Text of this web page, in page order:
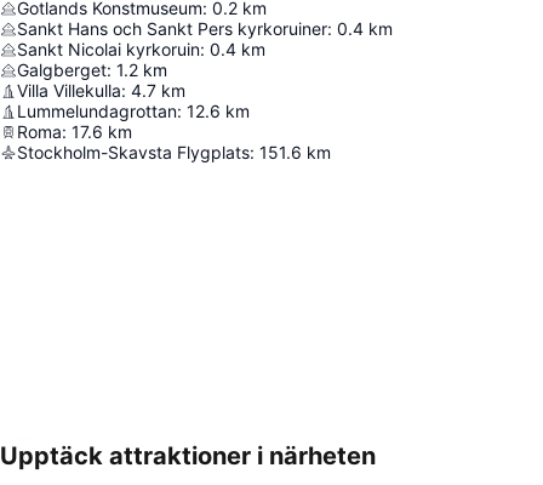
Gotlands Konstmuseum: 0.2 km
Sankt Hans och Sankt Pers kyrkoruiner: 0.4 km
Sankt Nicolai kyrkoruin: 0.4 km
Galgberget: 1.2 km
Villa Villekulla: 4.7 km
Lummelundagrottan: 12.6 km
Roma: 17.6 km
Stockholm-Skavsta Flygplats: 151.6 km
Förstora kartan
Upptäck attraktioner i närheten